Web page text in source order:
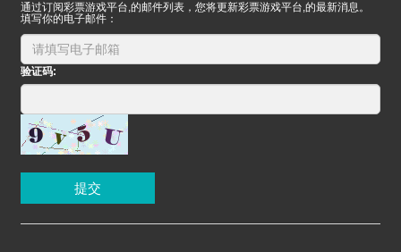
通过订阅彩票游戏平台,的邮件列表，您将更新彩票游戏平台,的最新消息。
填写你的电子邮件：
验证码:
提交